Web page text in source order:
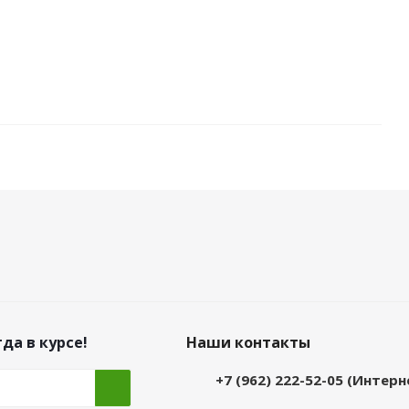
в курсе! Наши контакты
+7 (962) 222-52-05